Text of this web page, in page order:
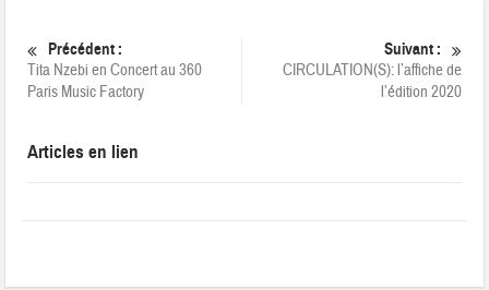
Précédent :
Tita Nzebi en Concert au 360
Paris Music Factory
Suivant :
CIRCULATION(S): l’affiche de
l’édition 2020
Articles en lien